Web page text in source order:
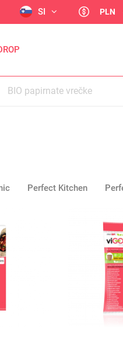
SI PLN
BIO papirnate vrečke
Perfect Kitchen